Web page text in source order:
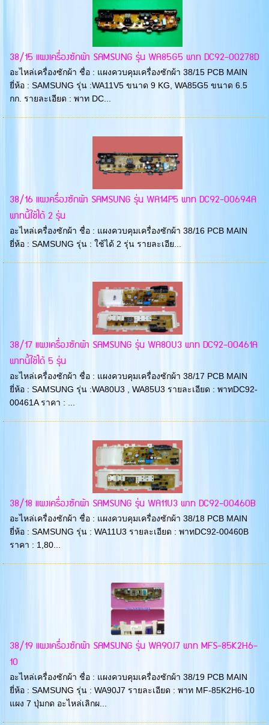
38/15 แผงเครื่องซักผ้า SAMSUNG รุ่น WA85G5 พาท DC92-00278D
อะไหล่เครื่องซักผ้า ชื่อ : แผงควบคุมเครื่องซักผ้า 38/15 PCB MAIN
ยี่ห้อ : SAMSUNG รุ่น :WA11V5 ขนาด 9 KG, WA85G5 ขนาด 6.5
กก. รายละเอียด : พาท DC...
38/16 แผงครื่องซักผ้า SAMSUNG รุ่น WA14P5 พาท DC92-00694A
พาทนี้ใช้ได้ 2 รุ่น
อะไหล่เครื่องซักผ้า ชื่อ : แผงควบคุมเครื่องซักผ้า 38/16 PCB MAIN
ยี่ห้อ : SAMSUNG รุ่น : ใช้ได้ 2 รุ่น รายละเอีย...
38/17 แผงเครื่องซักผ้า SAMSUNG รุ่น WA80U3 พาท DC92-00461A
พาทนี้ใช้ได้ 5 รุ่น
อะไหล่เครื่องซักผ้า ชื่อ : แผงควบคุมเครื่องซักผ้า 38/17 PCB MAIN
ยี่ห้อ : SAMSUNG รุ่น :WA80U3 , WA85U3 รายละเอียด : พาทDC92-
00461A ราคา : ...
38/18 แผงเครื่องซักผ้า SAMSUNG รุ่น WA11U3 พาท DC92-00460B
อะไหล่เครื่องซักผ้า ชื่อ : แผงควบคุมเครื่องซักผ้า 38/18 PCB MAIN
ยี่ห้อ : SAMSUNG รุ่น : WA11U3 รายละเอียด : พาทDC92-00460B
ราคา : 1,80...
38/19 แผงเครื่องซักผ้า SAMSUNG รุ่น WA90J7 พาท MFS-85K2H6-
10
อะไหล่เครื่องซักผ้า ชื่อ : แผงควบคุมเครื่องซักผ้า 38/19 PCB MAIN
ยี่ห้อ : SAMSUNG รุ่น : WA90J7 รายละเอียด : พาท MF-85K2H6-10
แผง 7 ปุ่มกด อะไหล่เลิกผ...